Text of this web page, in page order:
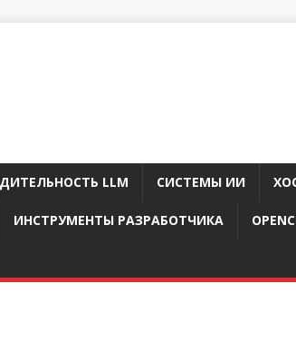
LLM СИСТЕМЫ ИИ
ИНСТРУМЕНТЫ РАЗРАБОТЧИКА